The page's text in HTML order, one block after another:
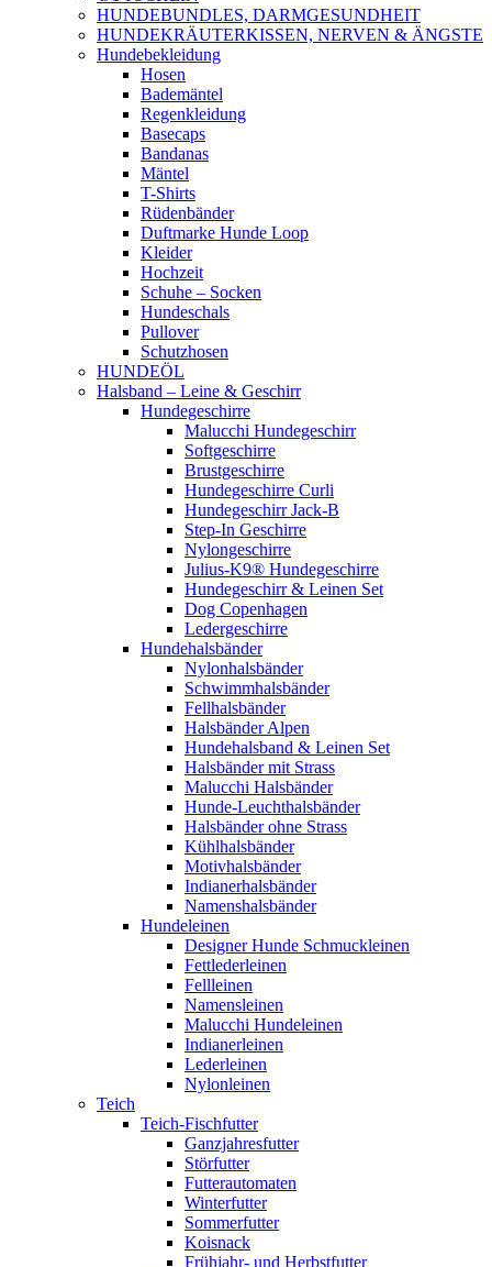
HUNDEBUNDLES, DARMGESUNDHEIT
HUNDEKRÄUTERKISSEN, NERVEN & ÄNGSTE
Hundebekleidung
Hosen
Bademäntel
Regenkleidung
Basecaps
Bandanas
Mäntel
T-Shirts
Rüdenbänder
Duftmarke Hunde Loop
Kleider
Hochzeit
Schuhe – Socken
Hundeschals
Pullover
Schutzhosen
HUNDEÖL
Halsband – Leine & Geschirr
Hundegeschirre
Malucchi Hundegeschirr
Softgeschirre
Brustgeschirre
Hundegeschirre Curli
Hundegeschirr Jack-B
Step-In Geschirre
Nylongeschirre
Julius-K9® Hundegeschirre
Hundegeschirr & Leinen Set
Dog Copenhagen
Ledergeschirre
Hundehalsbänder
Nylonhalsbänder
Schwimmhalsbänder
Fellhalsbänder
Halsbänder Alpen
Hundehalsband & Leinen Set
Halsbänder mit Strass
Malucchi Halsbänder
Hunde-Leuchthalsbänder
Halsbänder ohne Strass
Kühlhalsbänder
Motivhalsbänder
Indianerhalsbänder
Namenshalsbänder
Hundeleinen
Designer Hunde Schmuckleinen
Fettlederleinen
Fellleinen
Namensleinen
Malucchi Hundeleinen
Indianerleinen
Lederleinen
Nylonleinen
Teich
Teich-Fischfutter
Ganzjahresfutter
Störfutter
Futterautomaten
Winterfutter
Sommerfutter
Koisnack
Frühjahr- und Herbstfutter